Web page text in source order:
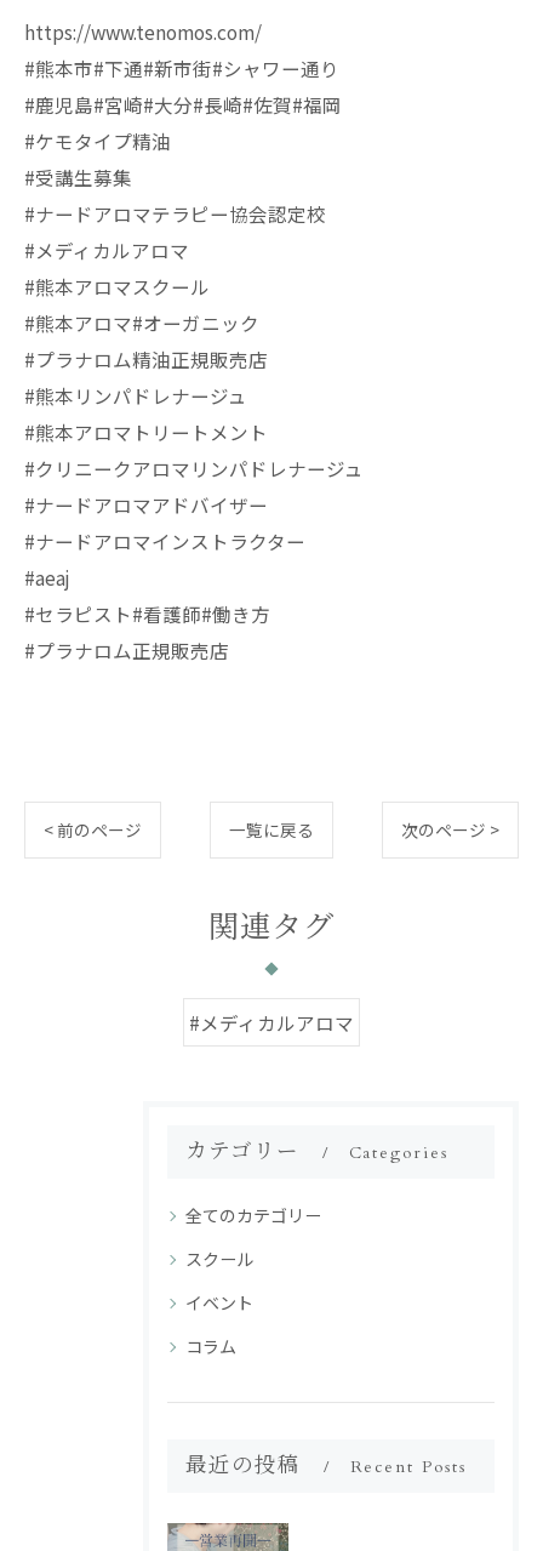
https://www.tenomos.com/
#熊本市#下通#新市街#シャワー通り
#鹿児島#宮崎#大分#長崎#佐賀#福岡
#ケモタイプ精油
#受講生募集
#ナードアロマテラピー協会認定校
#メディカルアロマ
#熊本アロマスクール
#熊本アロマ#オーガニック
#プラナロム精油正規販売店
#熊本リンパドレナージュ
#熊本アロマトリートメント
#クリニークアロマリンパドレナージュ
#ナードアロマアドバイザー
#ナードアロマインストラクター
#aeaj
#セラピスト#看護師#働き方
#プラナロム正規販売店
< 前のページ 一覧に戻る 次のページ >
関連タグ
#メディカルアロマ
カテゴリー Categories
全てのカテゴリー
スクール
イベント
コラム
最近の投稿 Recent Posts